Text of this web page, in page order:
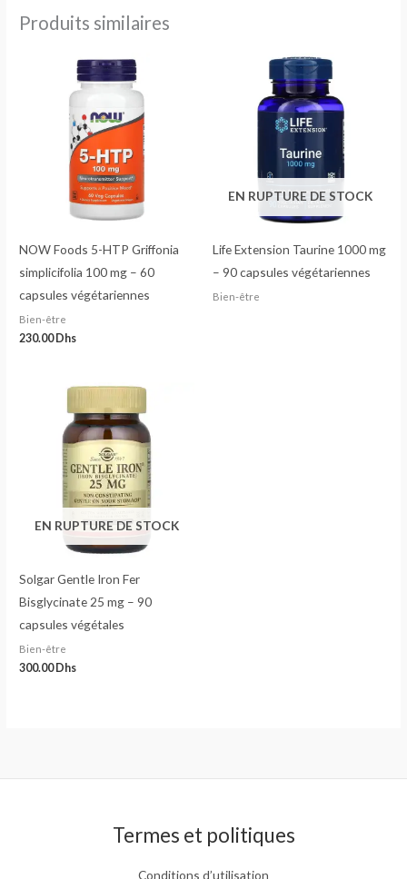
Produits similaires
NOW Foods 5-HTP Griffonia
simplicifolia 100 mg – 60
capsules végétariennes
Bien-être
230.00 Dhs
EN RUPTURE DE STOCK
Life Extension Taurine 1000 mg
– 90 capsules végétariennes
Bien-être
EN RUPTURE DE STOCK
Solgar Gentle Iron Fer
Bisglycinate 25 mg – 90
capsules végétales
Bien-être
300.00Dhs
Termes et politiques
Conditions d’utilisation